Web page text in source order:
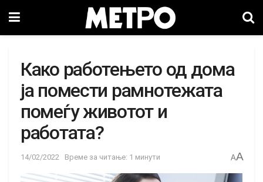
Како работењето од дома
ја помести рамнотежата
помеѓу животот и
работата?
14/02/2022 Време за читање: 1 минути AA